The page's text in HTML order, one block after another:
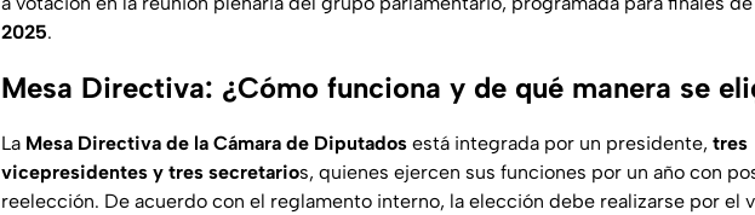
2025.
Mesa Directiva: ¿Cómo funciona y de qué manera se
La Mesa Directiva de la Cámara de Diputados está integrada por un presidente, tres
vicepresidentes y tres secretarios, quienes ejercen sus funciones por un año con
reelección. De acuerdo con el reglamento interno, la elección debe realizarse por el